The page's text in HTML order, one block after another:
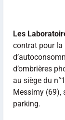
Les
contrat pour la
d’ombrières
au siège du
Messimy (69),
parking.